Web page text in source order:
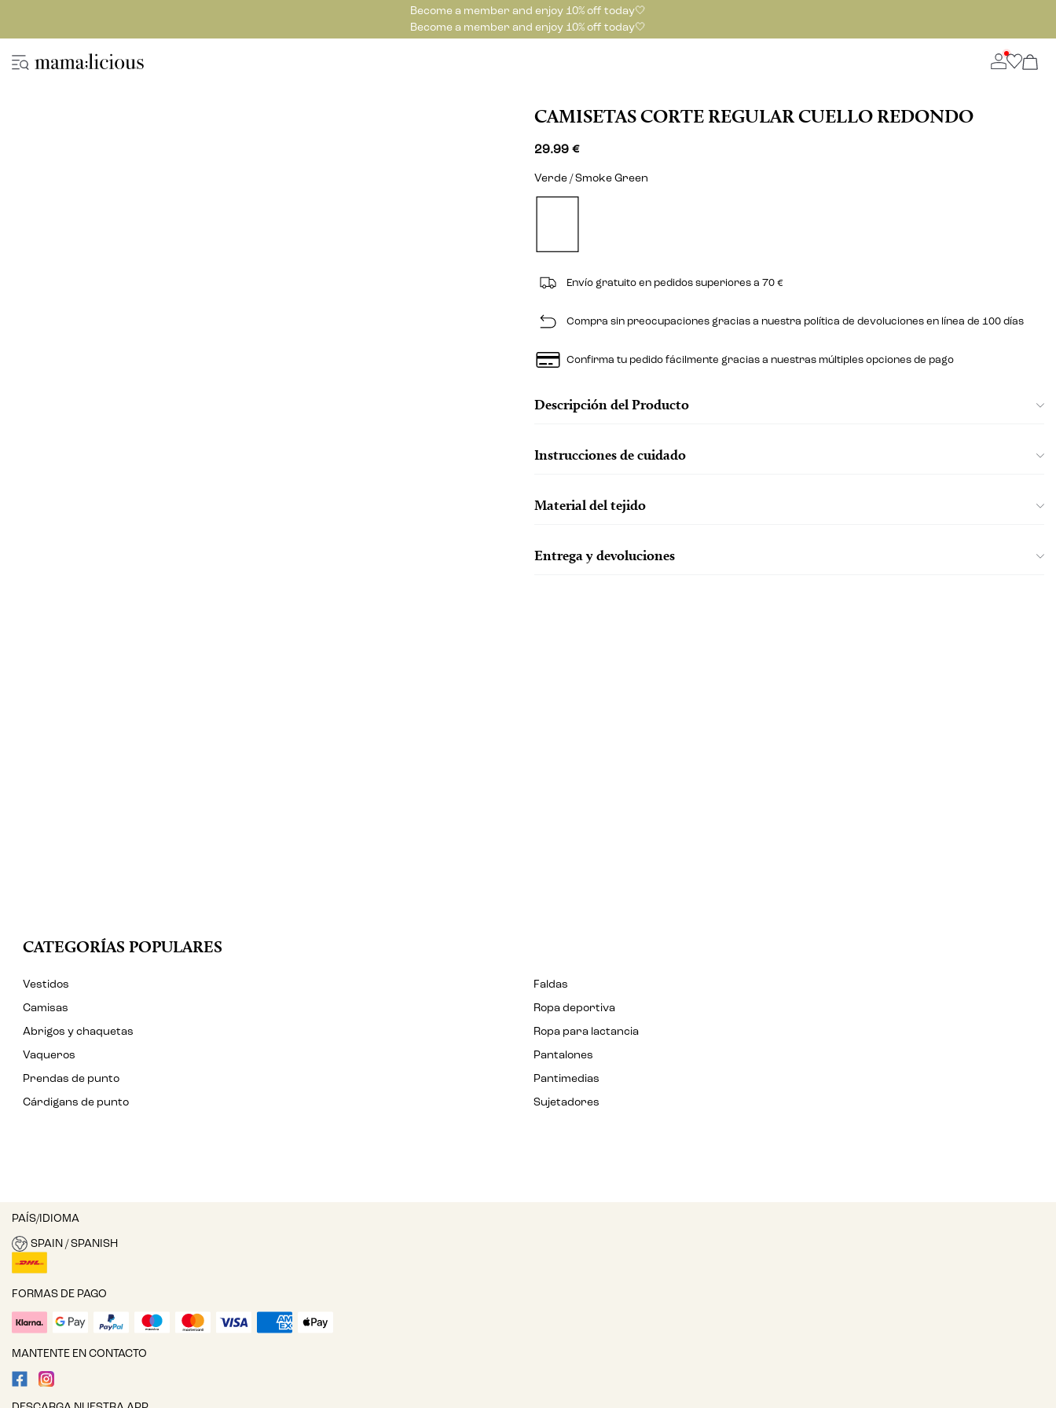
Become a member and enjoy 10% off today🤍
Become a member and enjoy 10% off today🤍
CAMISETAS CORTE REGULAR CUELLO REDONDO
29.99 €
Verde / Smoke Green
Envío gratuito en pedidos superiores a 70 €
Compra sin preocupaciones gracias a nuestra política de devoluciones en línea de 100 días
Confirma tu pedido fácilmente gracias a nuestras múltiples opciones de pago
Descripción del Producto
Instrucciones de cuidado
Material del tejido
Entrega y devoluciones
CATEGORÍAS POPULARES
Vestidos
Faldas
Camisas
Ropa deportiva
Abrigos y chaquetas
Ropa para lactancia
Vaqueros
Pantalones
Prendas de punto
Pantimedias
Cárdigans de punto
Sujetadores
PAÍS/IDIOMA
SPAIN / SPANISH
FORMAS DE PAGO
MANTENTE EN CONTACTO